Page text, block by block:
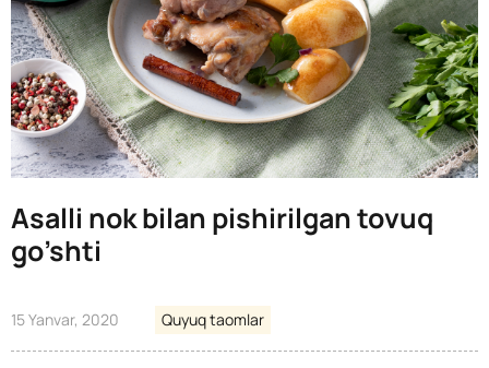
Asalli nok bilan pishirilgan tovuq
go’shti
15 Yanvar, 2020 Quyuq taomlar